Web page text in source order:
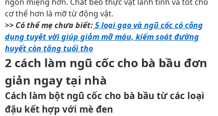
cơ thể hơn là mỡ từ động vật.
>> Có thể mẹ chưa biết:5 loại gạo và ngũ cốc có công
dụng tuyệt vời giúp giảm mỡ máu, kiểm soát đường
huyết còn tăng tuổi thọ
2 cách làm ngũ cốc cho bà bầu đơn
giản ngay tại nhà
Cách làm bột ngũ cốc cho bà bầu từ các loại
đậu kết hợp với mè đen